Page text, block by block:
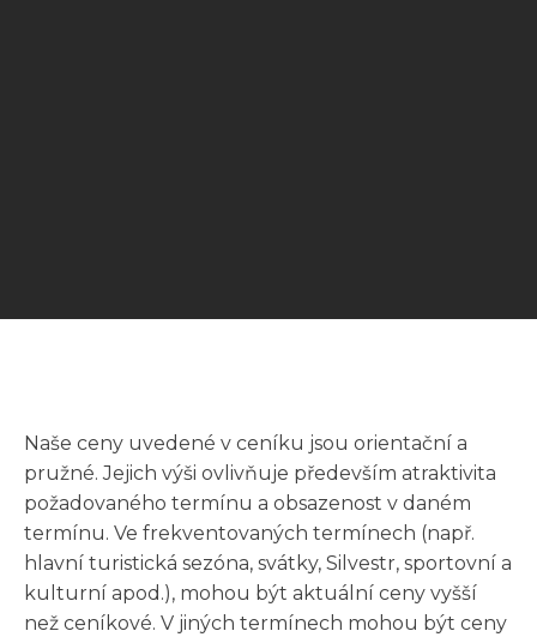
Naše ceny uvedené v ceníku jsou orientační a
pružné. Jejich výši ovlivňuje především atraktivita
požadovaného termínu a obsazenost v daném
termínu. Ve frekventovaných termínech (např.
hlavní turistická sezóna, svátky, Silvestr, sportovní a
kulturní apod.), mohou být aktuální ceny vyšší
než ceníkové. V jiných termínech mohou být ceny